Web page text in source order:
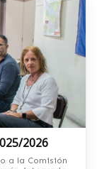
2026
a la Comisión